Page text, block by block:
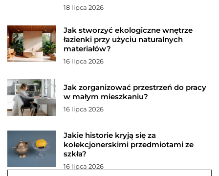
18 lipca 2026
Jak stworzyć ekologiczne wnętrze
łazienki przy użyciu naturalnych
materiałów?
16 lipca 2026
Jak zorganizować przestrzeń do pracy
w małym mieszkaniu?
16 lipca 2026
Jakie historie kryją się za
kolekcjonerskimi przedmiotami ze
szkła?
16 lipca 2026